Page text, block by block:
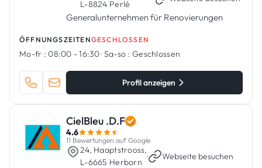
L-8824 Perlé
Generalunternehmen für Renovierungen
ÖFFNUNGSZEITENGESCHLOSSEN
Mo-fr : 08:00 - 16:30·Sa-so : Geschlossen
Profil anzeigen
CielBleu .D.F
4.6
11 Bewertungen auf Google
24, Haaptstrooss,
L-6665 Herborn
· Webseite besuchen